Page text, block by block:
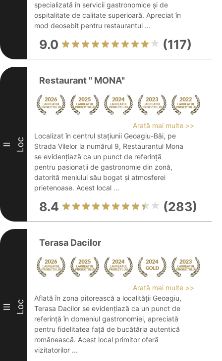
specializată în servicii gastronomice și de
ospitalitate de calitate superioară. Apreciat în
mod deosebit pentru restaurantul ...
9.0 (117)
II Loc
Restaurant " MONA"
Arată mai multe >>
Localizat în centrul stațiunii Geoagiu-Băi, pe
Strada Vilelor la numărul 9, Restaurantul Mona
se evidențiază ca un punct de referință
pentru pasionații de gastronomie din zonă,
datorită meniului său bogat și atmosferei
prietenoase. Acest local ...
8.4 (283)
III Loc
Terasa Dacilor
Arată mai multe >>
Aflată în zona pitorească a localității Geoagiu,
Terasa Dacilor se evidențiază ca un punct de
referință în domeniul gastronomiei, apreciată
pentru fidelitatea față de bucătăria autentică
românească. Acest local primitor oferă
vizitatorilor ...